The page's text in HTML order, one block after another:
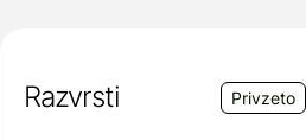
Razvrsti Privzeto